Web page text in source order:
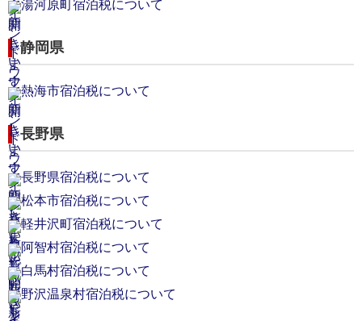
湯河原町宿泊税について
静岡県
熱海市宿泊税について
長野県
長野県宿泊税について
松本市宿泊税について
軽井沢町宿泊税について
阿智村宿泊税について
白馬村宿泊税について
野沢温泉村宿泊税について